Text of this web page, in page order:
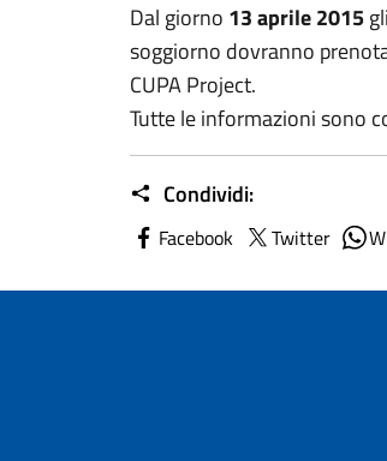
Dal giorno 13 aprile 2015
soggiorno dovranno
CUPA Project.
Tutte le informazioni sono
Condividi:
Facebook Twitter